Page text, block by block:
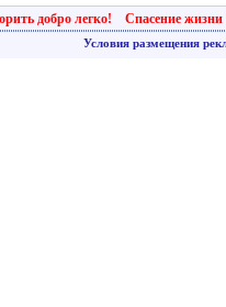
добро легко! Спасение жизни
Условия размещения